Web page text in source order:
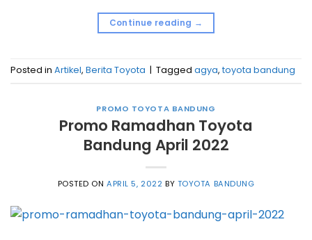
Continue reading →
Posted in Artikel, Berita Toyota | Tagged agya, toyota bandung
PROMO TOYOTA BANDUNG
Promo Ramadhan Toyota
Bandung April 2022
POSTED ONAPRIL 5, 2022 BY TOYOTA BANDUNG